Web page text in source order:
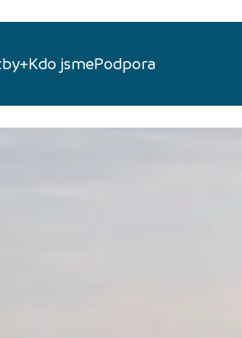
Kdo jsmePodpora